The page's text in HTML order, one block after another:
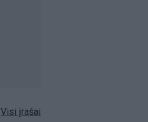
Visi įrašai